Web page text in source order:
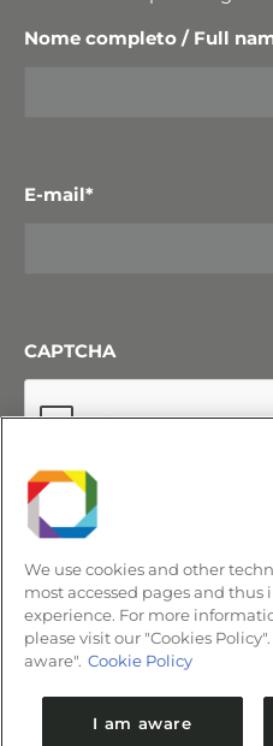
Nome completo / Full
E-mail*
CAPTCHA
We use cookies and other
most accessed pages and
experience. For more
please visit our "Cookies
aware". Cookie Policy
I am aware